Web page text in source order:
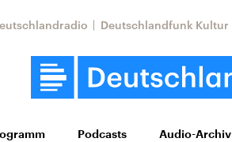
Deutschlandfunk Kultur
Podcasts Audio-Archiv